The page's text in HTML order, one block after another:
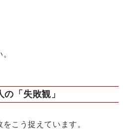
「失敗観」
こう捉えています。